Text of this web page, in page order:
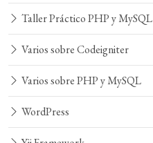
Taller Práctico PHP y MySQL
Varios sobre Codeigniter
Varios sobre PHP y MySQL
WordPress